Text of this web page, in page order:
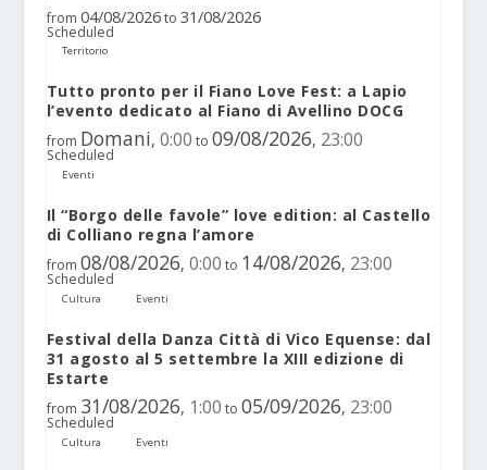
from 04/08/2026 to 31/08/2026
Scheduled
Territorio
Tutto pronto per il Fiano Love Fest: a Lapio
l’evento dedicato al Fiano di Avellino DOCG
from Domani, 0:00 to 09/08/2026, 23:00
Scheduled
Eventi
Il “Borgo delle favole” love edition: al Castello
di Colliano regna l’amore
from 08/08/2026, 0:00 to 14/08/2026, 23:00
Scheduled
Cultura Eventi
Festival della Danza Città di Vico Equense: dal
31 agosto al 5 settembre la XIII edizione di
Estarte
from 31/08/2026, 1:00 to 05/09/2026, 23:00
Scheduled
Cultura Eventi